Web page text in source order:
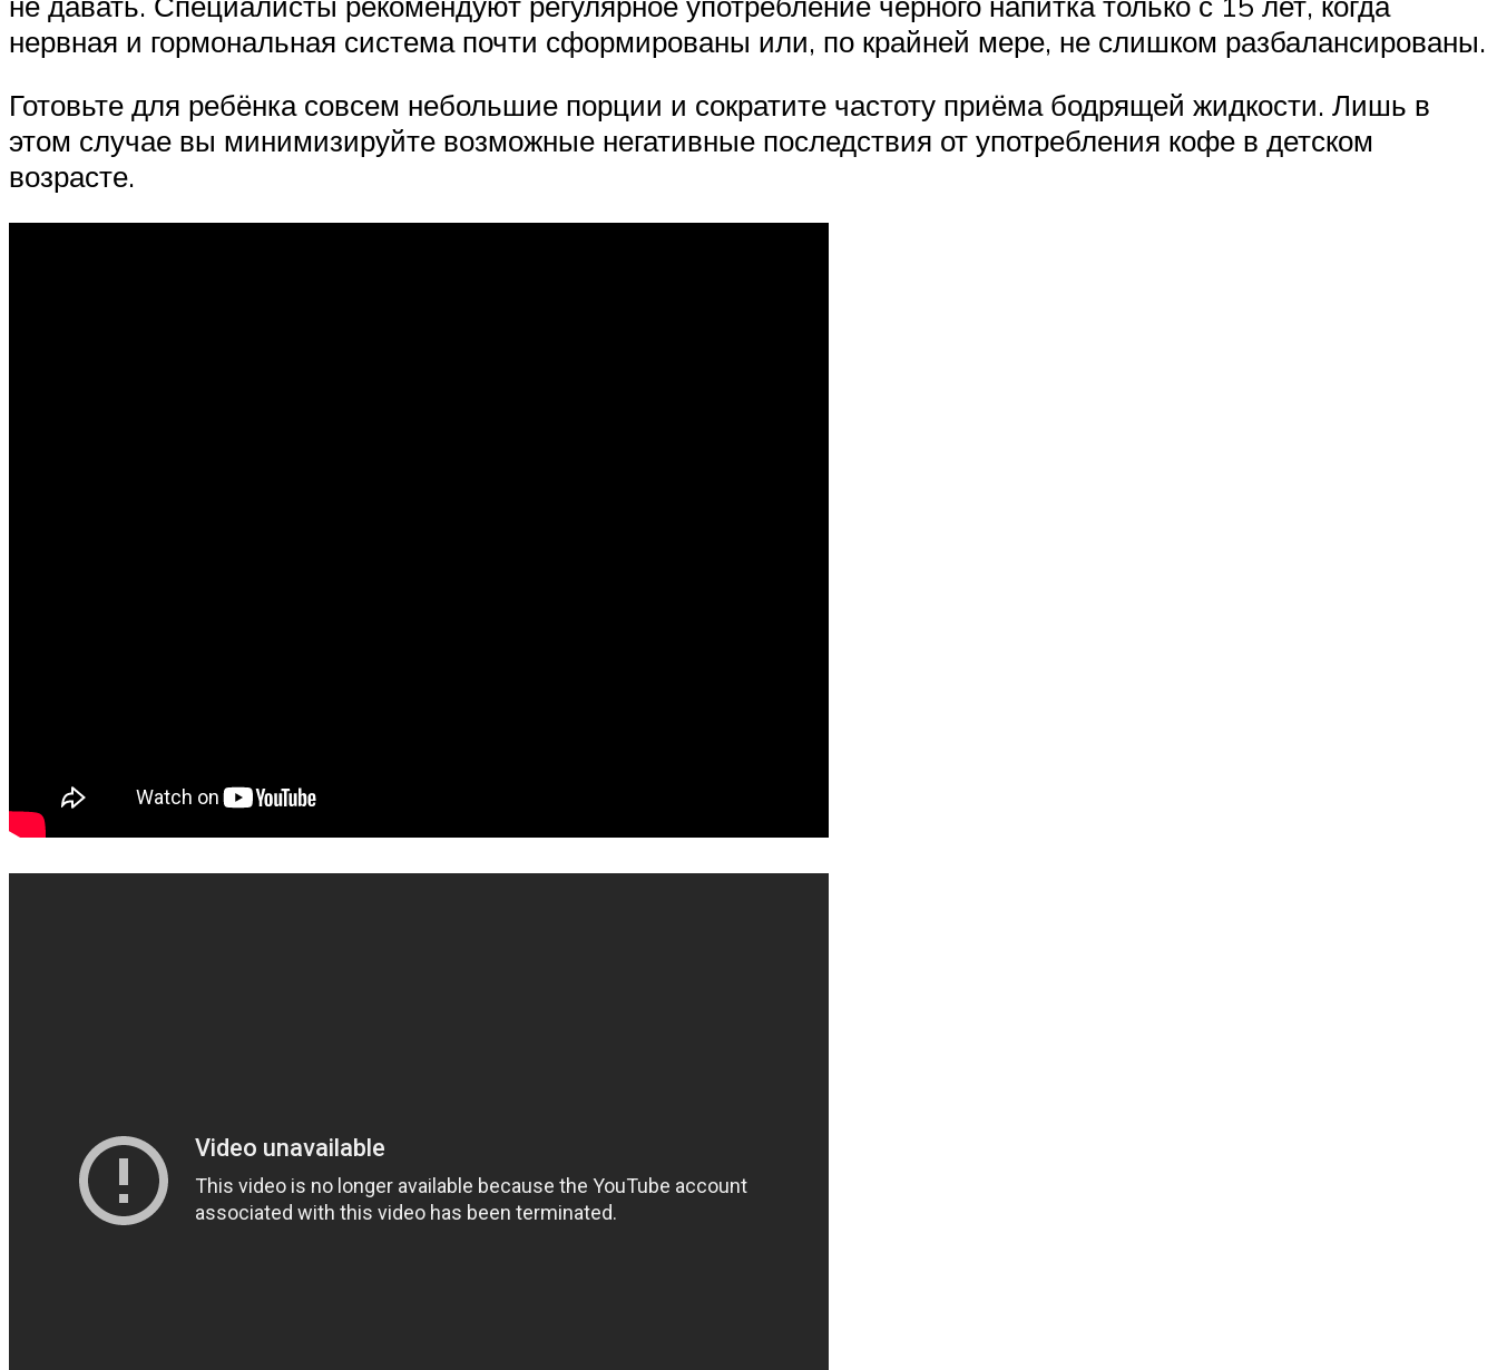
нервная и гормональная система почти сформированы или, по крайней мере, не слишком разбалансированы.
Готовьте для ребёнка совсем небольшие порции и сократите частоту приёма бодрящей жидкости. Лишь в
этом случае вы минимизируйте возможные негативные последствия от употребления кофе в детском
возрасте.